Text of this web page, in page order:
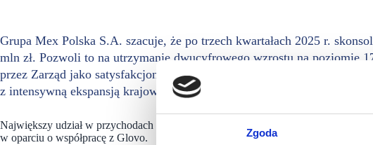
Zgoda
Grupa Mex Polska S.A. szacuje, że po trzech kwartałach 2025 r.
mln zł. Pozwoli to na utrzymanie dwucyfrowego wzrostu na poziomie
przez Zarząd jako satysfakcjonujący, zważywszy na trudne warunki
z intensywną ekspansją krajową.
Największy udział w przychodach generuje segment bistro, ale nie bez znaczenia
w oparciu o współpracę z Glovo.